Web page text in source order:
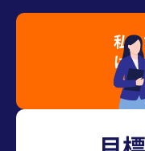
私
は
採用情